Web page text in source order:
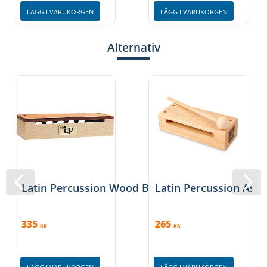
LÄGG I VARUKORGEN LÄGG I VARUKORGEN
Alternativ
Latin Percussion Wood Block Small
335 KR
Latin Percussion
265 KR